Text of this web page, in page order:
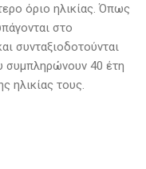
όριο ηλικίας. Όπως
στο
συνταξιοδοτούνται
συμπληρώνουν 40 έτη
ηλικίας τους.